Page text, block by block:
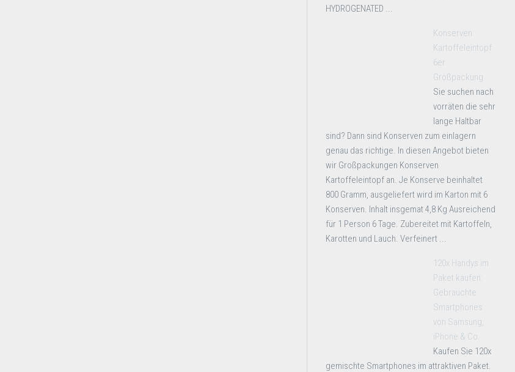
HYDROGENATED ...
Konserven
Kartoffeleintopf
6er
Großpackung
Sie suchen nach
vorräten die sehr
lange Haltbar
sind? Dann sind Konserven zum einlagern
genau das richtige. In diesen Angebot bieten
wir Großpackungen Konserven
Kartoffeleintopf an. Je Konserve beinhaltet
800 Gramm, ausgeliefert wird im Karton mit 6
Konserven. Inhalt insgemat 4,8 Kg Ausreichend
für 1 Person 6 Tage. Zubereitet mit Kartoffeln,
Karotten und Lauch. Verfeinert ...
120x Handys im
Paket kaufen:
Gebrauchte
Smartphones
von Samsung,
iPhone & Co.
Kaufen Sie 120x
gemischte Smartphones im attraktiven Paket.